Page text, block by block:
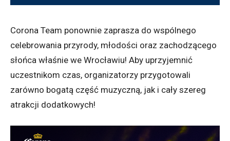
Corona Team ponownie zaprasza do wspólnego
celebrowania przyrody, młodości oraz zachodzącego
słońca właśnie we Wrocławiu! Aby uprzyjemnić
uczestnikom czas, organizatorzy przygotowali
zarówno bogatą część muzyczną, jak i cały szereg
atrakcji dodatkowych!